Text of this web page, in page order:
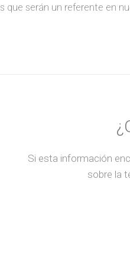
que serán un referente en
Si esta información
sobre la